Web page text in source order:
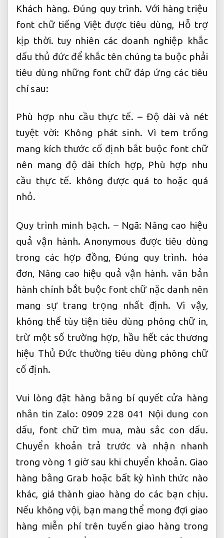
Khách hàng. Đúng quy trình. Với hàng triệu
font chữ tiếng Việt được tiêu dùng, Hỗ trợ
kịp thời. tuy nhiên các doanh nghiệp khắc
dấu thủ đức để khắc tên chúng ta buộc phải
tiêu dùng những font chữ đáp ứng các tiêu
chí sau:
Phù hợp nhu cầu thực tế. – Độ dài và nét
tuyệt vời: Không phát sinh. Vì tem trống
mang kích thước cố định bắt buộc font chữ
nên mang độ dài thích hợp, Phù hợp nhu
cầu thực tế. không được quá to hoặc quá
nhỏ.
Quy trình minh bạch. – Ngã: Nâng cao hiệu
quả vận hành. Anonymous được tiêu dùng
trong các hợp đồng,Đúng quy trình. hóa
đơn, Nâng cao hiệu quả vận hành. văn bản
hành chính bắt buộc font chữ nặc danh nên
mang sự trang trọng nhất định. Vì vậy,
không thể tùy tiện tiêu dùng phông chữ in,
trừ một số trường hợp, hầu hết các thương
hiệu Thủ Đức thường tiêu dùng phông chữ
cố định.
Vui lòng đặt hàng bằng bí quyết cửa hàng
nhắn tin Zalo: 0909 228 041 Nội dung con
dấu, font chữ tìm mua, màu sắc con dấu.
Chuyển khoản trả trước và nhận nhanh
trong vòng 1 giờ sau khi chuyển khoản. Giao
hàng bằng Grab hoặc bất kỳ hình thức nào
khác, giá thành giao hàng do các bạn chịu.
Nếu không vội, bạn mang thể mong đợi giao
hàng miễn phí trên tuyến giao hàng trong